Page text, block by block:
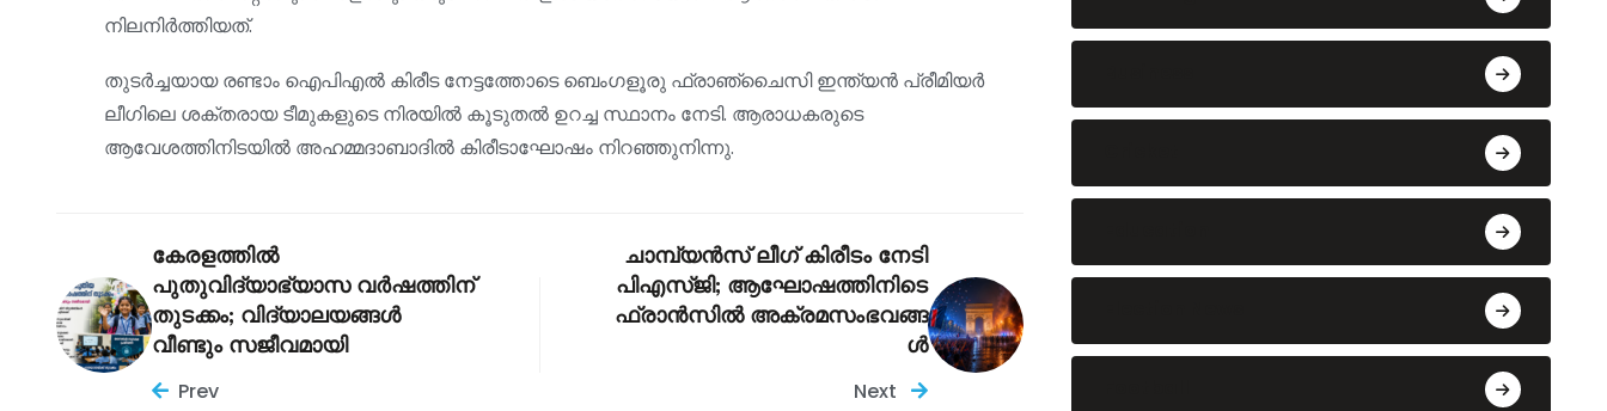
നിലനിർത്തിയത്.
തുടർച്ചയായ രണ്ടാം ഐപിഎൽ കിരീട നേട്ടത്തോടെ ബെംഗളൂരു ഫ്രാഞ്ചൈസി ഇന്ത്യൻ പ്രീമിയർ
ലീഗിലെ ശക്തരായ ടീമുകളുടെ നിരയിൽ കൂടുതൽ ഉറച്ച സ്ഥാനം നേടി. ആരാധകരുടെ
ആവേശത്തിനിടയിൽ അഹമ്മദാബാദിൽ കിരീടാഘോഷം നിറഞ്ഞുനിന്നു.
കേരളത്തിൽ
പുതുവിദ്യാഭ്യാസ വർഷത്തിന്
തുടക്കം; വിദ്യാലയങ്ങൾ
വീണ്ടും സജീവമായി
Prev
ചാമ്പ്യൻസ് ലീഗ് കിരീടം നേടി
പി‌എസ്‌ജി; ആഘോഷത്തിനിടെ
ഫ്രാൻസിൽ അക്രമസംഭവങ്ങ
ൾ
Next